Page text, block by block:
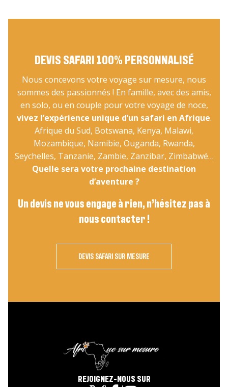
DEVIS SAFARI 100% PERSONNALISÉ
Nous concevons votre voyage sur mesure, nous
sommes des passionnés ! En famille, avec des amis,
en solo, ou en couple pour votre voyage de noce,
vivez l’expérience unique d’un safari en Afrique.
Afrique du Sud, Botswana, Kenya, Malawi,
Mozambique, Namibie, Ouganda, Rwanda,
Seychelles, Tanzanie, Zambie, Zanzibar, Zimbabwé…
Quelle sera votre prochaine destination
d’aventure ?
Un devis ne vous engage à rien, n’hésitez pas à
nous contacter !
DEVIS SAFARI SUR MESURE
REJOIGNEZ-NOUS SUR